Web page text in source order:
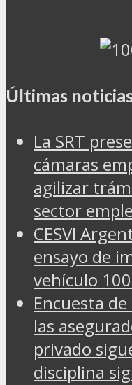
Últimas
La SRT
cámaras
agilizar
sector
CESVI
ensayo de
vehículo
Encuesta
las
privado
disciplina